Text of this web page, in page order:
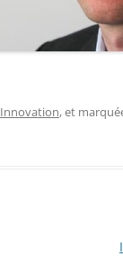
Innovation, et